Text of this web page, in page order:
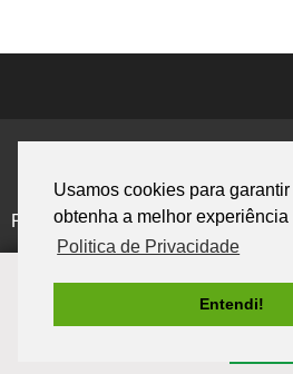
Usamos cookies para
obtenha a melhor experiência
Politica de Privacidade
Entendi!
Politica de Privacidade